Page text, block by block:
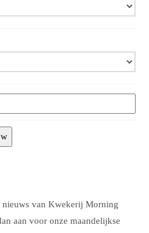
van Kwekerij Morning
aan voor onze maandelijkse